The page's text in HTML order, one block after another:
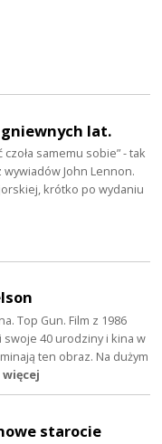
lat.
samemu sobie” - tak
John Lennon.
krótko po wydaniu
Top Gun. Film z 1986
swoje 40 urodziny i kina w
ten obraz. Na dużym
więcej
starocie